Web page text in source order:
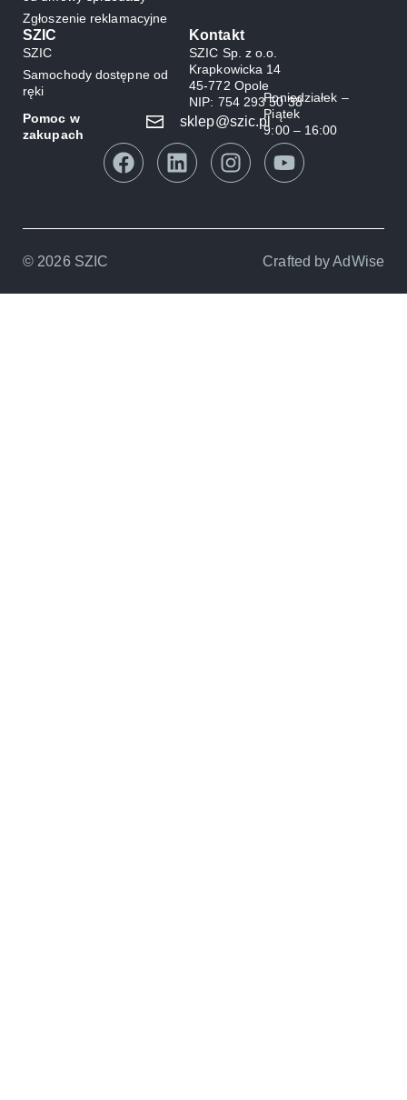
Zgłoszenie reklamacyjne
SZIC
SZIC
Samochody dostępne od
ręki
Kontakt
SZIC Sp. z o.o.
Krapkowicka 14
45-772 Opole
NIP: 754 293 50 38
Pomoc w
zakupach
Poniedziałek –
Piątek
9:00 – 16:00
sklep@szic.pl
© 2026 SZIC Crafted byAdWise